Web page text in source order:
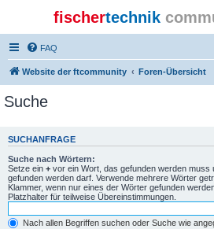
fischertechnik
FAQ
Website der ftcommunity Foren-Übersicht
Suche
SUCHANFRAGE
Suche nach Wörtern:
Setze ein + vor ein Wort, das gefunden werden muss
gefunden werden darf. Verwende mehrere Wörter
Klammer, wenn nur eines der Wörter gefunden
Platzhalter für teilweise Übereinstimmungen.
Nach allen Begriffen suchen oder Suche wie